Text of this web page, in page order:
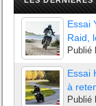
Essai
Raid,
Publié
Essai
à
Publié